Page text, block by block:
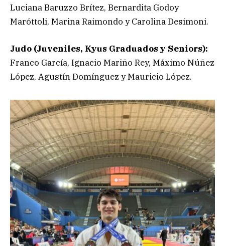
Luciana Baruzzo Brítez, Bernardita Godoy
Maróttoli, Marina Raimondo y Carolina Desimoni.
Judo (Juveniles, Kyus Graduados y Seniors):
Franco García, Ignacio Mariño Rey, Máximo Núñez
López, Agustín Domínguez y Mauricio López.